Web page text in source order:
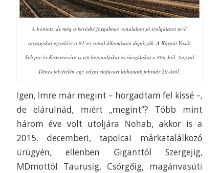
A bontott, de még a kevésbé forgalmas vonalakon jó szolgálatot tevő
anyagokat egyelőre a 81-es vonal állomásain depózzák. A Kárpát Vasút
Selypre és Kisterenyére is vitt betonaljakat és sínszálakat a 80a-ból. Angyal
Dénes felvételén egy selypi sínfuvart láthatunk február 20-áról.
Igen, Imre már megint – horgadtam fel kissé –,
de elárulnád, miért „megint”? Több mint
három éve volt utoljára Nohab, akkor is a
2015. decemberi, tapolcai márkatalálkozó
ürügyén, ellenben Giganttól Szergejig,
MDmottól Taurusig, Csörgőig, magánvasúti